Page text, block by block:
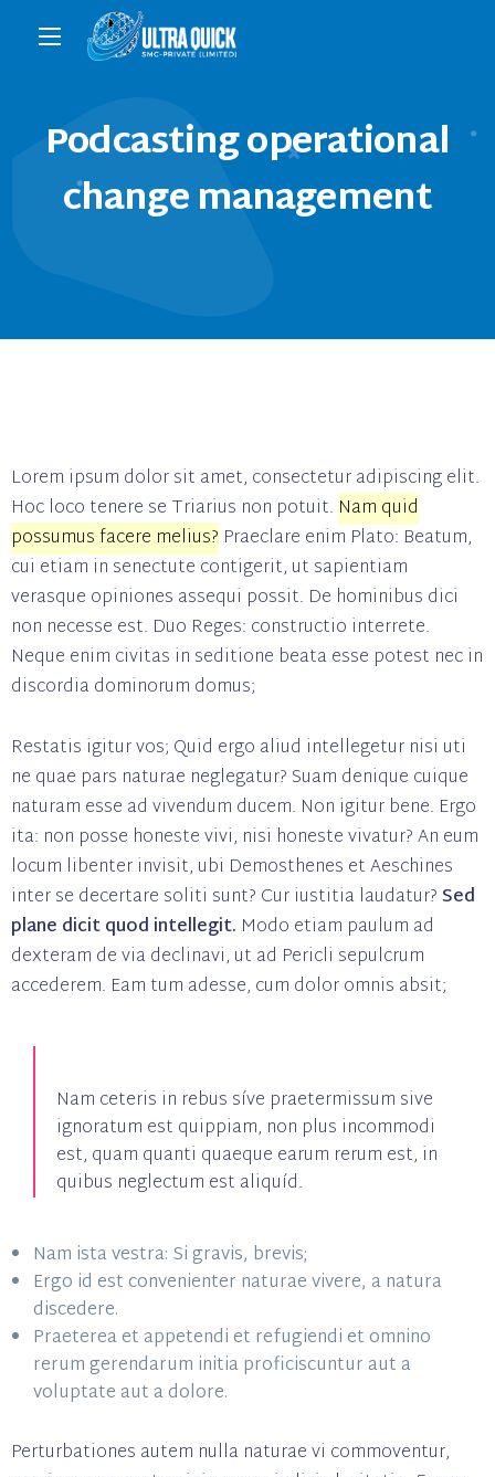
Podcasting operational
change management
Lorem ipsum dolor sit amet, consectetur adipiscing elit.
Hoc loco tenere se Triarius non potuit. Nam quid
possumus facere melius? Praeclare enim Plato: Beatum,
cui etiam in senectute contigerit, ut sapientiam
verasque opiniones assequi possit. De hominibus dici
non necesse est. Duo Reges: constructio interrete.
Neque enim civitas in seditione beata esse potest nec in
discordia dominorum domus;
Restatis igitur vos; Quid ergo aliud intellegetur nisi uti
ne quae pars naturae neglegatur? Suam denique cuique
naturam esse ad vivendum ducem. Non igitur bene. Ergo
ita: non posse honeste vivi, nisi honeste vivatur? An eum
locum libenter invisit, ubi Demosthenes et Aeschines
inter se decertare soliti sunt? Cur iustitia laudatur?Sed
plane dicit quod intellegit. Modo etiam paulum ad
dexteram de via declinavi, ut ad Pericli sepulcrum
accederem. Eam tum adesse, cum dolor omnis absit;
Nam ceteris in rebus síve praetermissum sive
ignoratum est quippiam, non plus incommodi
est, quam quanti quaeque earum rerum est, in
quibus neglectum est aliquíd.
Nam ista vestra: Si gravis, brevis;
Ergo id est convenienter naturae vivere, a natura
discedere.
Praeterea et appetendi et refugiendi et omnino
rerum gerendarum initia proficiscuntur aut a
voluptate aut a dolore.
Perturbationes autem nulla naturae vi commoventur,